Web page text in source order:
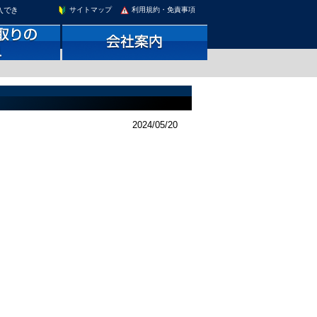
でき
利用規約・免責事項
サイトマップ
2024/05/20